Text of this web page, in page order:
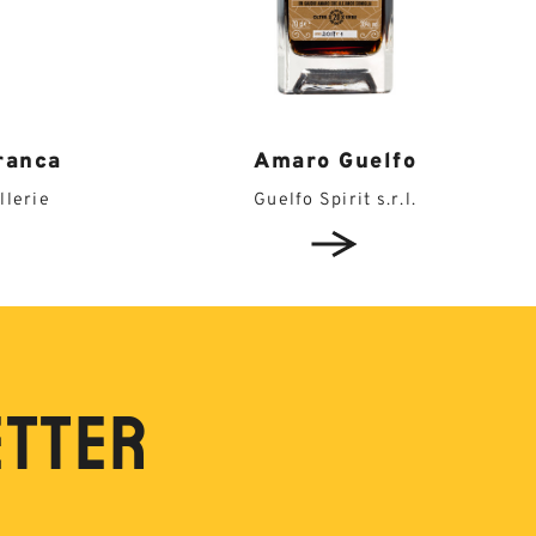
Amaro Guelfo
Guelfo Spirit s.r.l.